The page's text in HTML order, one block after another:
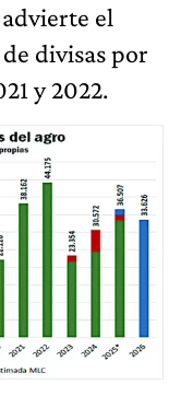
advierte el
divisas por
y 2022.